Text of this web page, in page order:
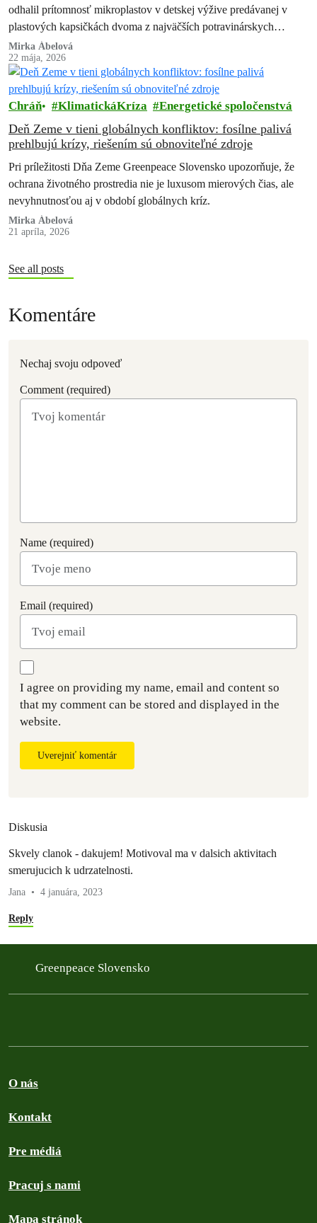
odhalil prítomnosť mikroplastov v detskej výžive predávanej v
plastových kapsičkách dvoma z najväčších potravinárskych
spoločností na svete – Nestlé a Danone. Zistenia vyvolávajú
vážne…
Mirka Ábelová
22 mája, 2026
Chráň KlimatickáKríza Energetické spoločenstvá
Deň Zeme v tieni globálnych konfliktov: fosílne palivá
prehlbujú krízy, riešením sú obnoviteľné zdroje
Pri príležitosti Dňa Zeme Greenpeace Slovensko upozorňuje, že
ochrana životného prostredia nie je luxusom mierových čias, ale
nevyhnutnosťou aj v období globálnych kríz.
Mirka Ábelová
21 apríla, 2026
See all posts
Komentáre
Nechaj svoju odpoveď
Comment (required)
Name (required)
Email (required)
I agree on providing my name, email and content so
that my comment can be stored and displayed in the
website.
Uverejniť komentár
Diskusia
Skvely clanok - dakujem! Motivoval ma v dalsich aktivitach
smerujucich k udrzatelnosti.
Jana 4 januára, 2023
Reply
Greenpeace Slovensko
O nás
Kontakt
Pre médiá
Pracuj s nami
Mapa stránok